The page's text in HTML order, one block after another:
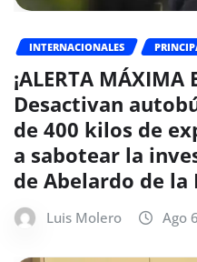
INTERNACIONALES
¡ALERTA MÁXIMA
Desactivan
de 400 kilos de
a sabotear la
de Abelardo de la
Luis Molero Ago